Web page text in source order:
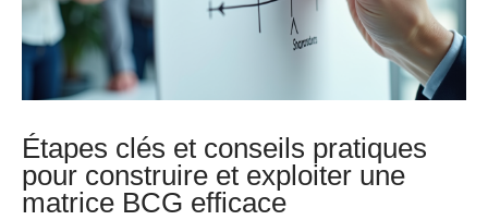
Étapes clés et conseils pratiques
pour construire et exploiter une
matrice BCG efficace